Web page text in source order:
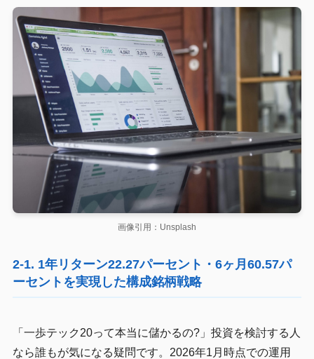
画像引用：Unsplash
2-1. 1年リターン22.27パーセント・6ヶ月60.57パ
ーセントを実現した構成銘柄戦略
「一歩テック20って本当に儲かるの?」投資を検討する人
なら誰もが気になる疑問です。2026年1月時点での運用